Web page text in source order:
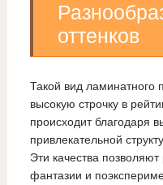
оттенков
Такой вид ламинатного
высокую строчку в
происходит благодаря
привлекательной
Эти качества
фантазии и